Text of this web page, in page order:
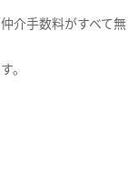
介手数料がすべて無
。